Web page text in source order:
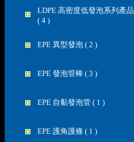
LDPE 高密度低發泡系列產品
( 4 )
EPE 異型發泡 ( 2 )
EPE 發泡管棒 ( 3 )
EPE 自黏發泡管 ( 1 )
EPE 護角護條 ( 1 )